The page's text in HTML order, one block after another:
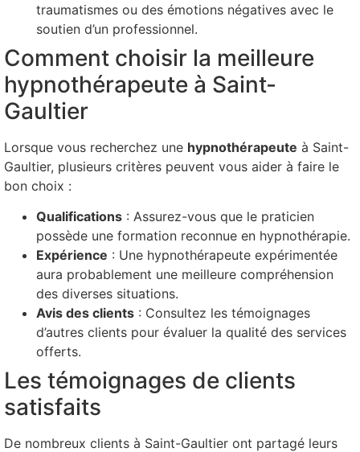
traumatismes ou des émotions négatives avec le
soutien d’un professionnel.
Comment choisir la meilleure
hypnothérapeute à Saint-
Gaultier
Lorsque vous recherchez une hypnothérapeute à Saint-
Gaultier, plusieurs critères peuvent vous aider à faire le
bon choix :
Qualifications : Assurez-vous que le praticien
possède une formation reconnue en hypnothérapie.
Expérience : Une hypnothérapeute expérimentée
aura probablement une meilleure compréhension
des diverses situations.
Avis des clients : Consultez les témoignages
d’autres clients pour évaluer la qualité des services
offerts.
Les témoignages de clients
satisfaits
De nombreux clients à Saint-Gaultier ont partagé leurs